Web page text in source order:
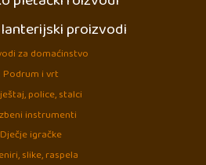
proizvodi
za domaćinstvo
Podrum i vrt
police, stalci
instrumenti
Dječje igračke
slike, raspela